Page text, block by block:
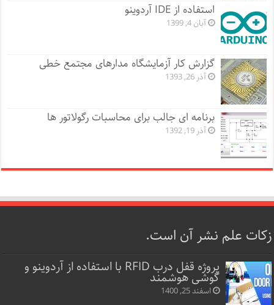
استفاده از IDE آردوینو
آبان 4, 1399
گزارش کار آزمایشگاه مدارهای مجتمع خطی
آذر 26, 1393
برنامه ای جالب برای محاسبات رگولاتور ها
آذر 19, 1392
زکات علم نشر آن است.
پروژه قفل‌ درب RFID با استفاده از آردوینو و
گوشی هوشمند
اسفند 25, 1400